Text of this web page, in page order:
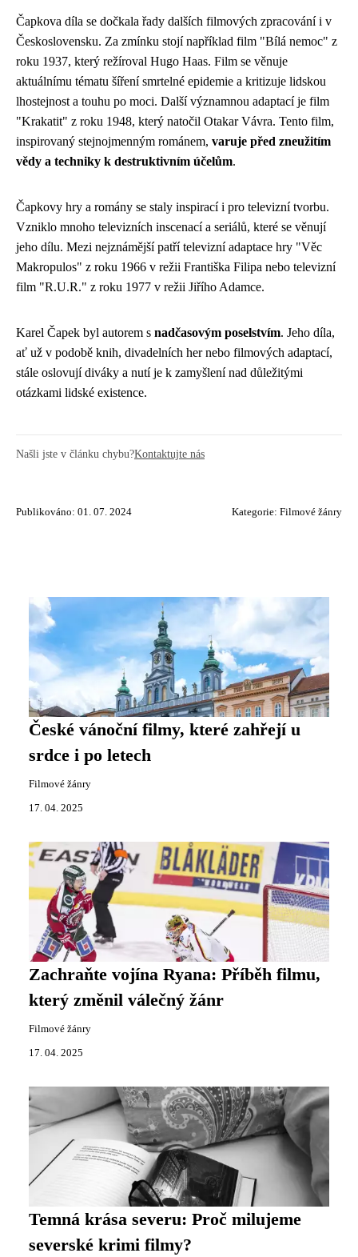
Čapkova díla se dočkala řady dalších filmových zpracování i v
Československu. Za zmínku stojí například film "Bílá nemoc" z
roku 1937, který režíroval Hugo Haas. Film se věnuje
aktuálnímu tématu šíření smrtelné epidemie a kritizuje lidskou
lhostejnost a touhu po moci. Další významnou adaptací je film
"Krakatit" z roku 1948, který natočil Otakar Vávra. Tento film,
inspirovaný stejnojmenným románem, varuje před zneužitím
vědy a techniky k destruktivním účelům.
Čapkovy hry a romány se staly inspirací i pro televizní tvorbu.
Vzniklo mnoho televizních inscenací a seriálů, které se věnují
jeho dílu. Mezi nejznámější patří televizní adaptace hry "Věc
Makropulos" z roku 1966 v režii Františka Filipa nebo televizní
film "R.U.R." z roku 1977 v režii Jiřího Adamce.
Karel Čapek byl autorem s nadčasovým poselstvím. Jeho díla,
ať už v podobě knih, divadelních her nebo filmových adaptací,
stále oslovují diváky a nutí je k zamyšlení nad důležitými
otázkami lidské existence.
Našli jste v článku chybu?Kontaktujte nás
Publikováno: 01. 07. 2024 Kategorie: Filmové žánry
České vánoční filmy, které zahřejí u
srdce i po letech
Filmové žánry
17. 04. 2025
Zachraňte vojína Ryana: Příběh filmu,
který změnil válečný žánr
Filmové žánry
17. 04. 2025
Temná krása severu: Proč milujeme
severské krimi filmy?